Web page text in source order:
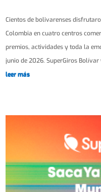
Cientos de bolivarenses
Colombia en cuatro centros
premios, actividades y toda la
junio de 2026. SuperGiros Bolívar
leer más